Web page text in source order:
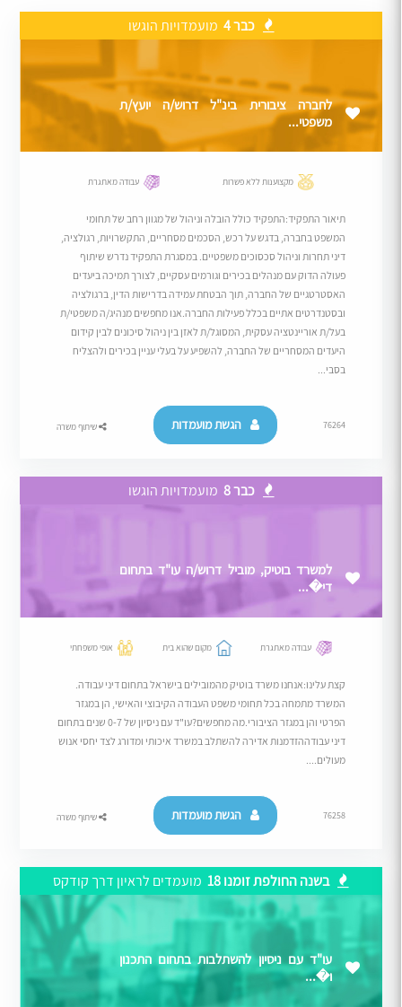
כבר 4 מועמדויות הוגשו
לחברה ציבורית בינ"ל דרוש/ה יועץ/ת
משפטי...
מקצוענות ללא פשרות עבודה מאתגרת
תיאור התפקיד:התפקיד כולל הובלה וניהול של מגוון רחב של תחומי
המשפט בחברה, בדגש על רכש, הסכמים מסחריים, התקשרויות, רגולציה,
דיני תחרות וניהול סכסוכים משפטיים. במסגרת התפקיד נדרש שיתוף
פעולה הדוק עם מנהלים בכירים וגורמים עסקיים, לצורך תמיכה ביעדים
האסטרטגיים של החברה, תוך הבטחת עמידה בדרישות הדין, ברגולציה
ובסטנדרטים אתיים בכלל פעילות החברה.אנו מחפשים מנהיג/ה משפטי/ת
בעל/ת אוריינטציה עסקית, המסוגל/ת לאזן בין ניהול סיכונים לבין קידום
היעדים המסחריים של החברה, להשפיע על בעלי עניין בכירים ולהצליח
בסבי...
76264 הגשת מועמדות שיתוף משרה
כבר 8 מועמדויות הוגשו
למשרד בוטיק, מוביל דרוש/ה עו"ד בתחום
די�...
עבודה מאתגרת מקום שהוא בית אופי משפחתי
קצת עלינו:אנחנו משרד בוטיק מהמובילים בישראל בתחום דיני עבודה.
המשרד מתמחה בכל תחומי משפט העבודה הקיבוצי והאישי, הן במגזר
הפרטי והן במגזר הציבורי.מה מחפשים?עו"ד עם ניסיון של 0-7 שנים בתחום
דיני עבודההזדמנות אדירה להשתלב במשרד איכותי ומדורג לצד יחסי אנוש
מעולים....
76258 הגשת מועמדות שיתוף משרה
בשנה החולפת זומנו 18 מועמדים לראיון דרך קודקס
עו"ד עם ניסיון להשתלבות בתחום התכנון
ו�...